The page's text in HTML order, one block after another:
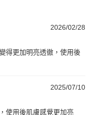
2026/02/28
得更加明亮透徹，使用後
2025/07/10
使用後肌膚感覺更加亮